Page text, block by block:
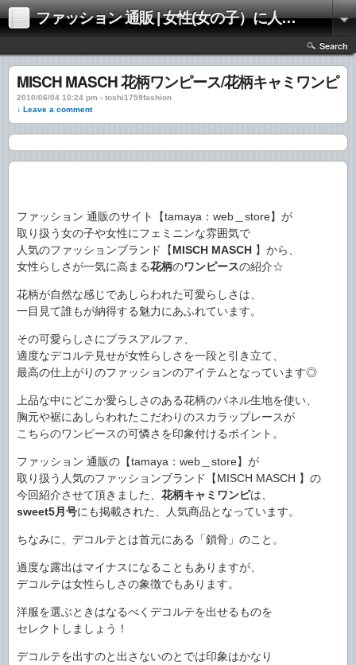
ファッション 通販 | 女性(女の子）に人気のファッションの通販 | 情報
Search
MISCH MASCH 花柄ワンピース/花柄キャミワンピ
2010/06/04 10:24 pm › toshi1759fashion
↓ Leave a comment
ファッション 通販のサイト【tamaya：web＿store】が
取り扱う女の子や女性にフェミニンな雰囲気で
人気のファッションブランド【MISCH MASCH 】から、
女性らしさが一気に高まる花柄のワンピースの紹介☆
花柄が自然な感じであしらわれた可愛らしさは、
一目見て誰もが納得する魅力にあふれています。
その可愛らしさにプラスアルファ、
適度なデコルテ見せが女性らしさを一段と引き立て、
最高の仕上がりのファッションのアイテムとなっています◎
上品な中にどこか愛らしさのある花柄のパネル生地を使い、
胸元や裾にあしらわれたこだわりのスカラップレースが
こちらのワンピースの可憐さを印象付けるポイント。
ファッション 通販の【tamaya：web＿store】が
取り扱う人気のファッションブランド【MISCH MASCH 】の
今回紹介させて頂きました、 花柄キャミワンピは、
sweet5月号にも掲載された、人気商品となっています。
ちなみに、デコルテとは首元にある「鎖骨」のこと。
過度な露出はマイナスになることもありますが、
デコルテは女性らしさの象徴でもあります。
洋服を選ぶときはなるべくデコルテを出せるものを
セレクトしましょう！
デコルテを出すのと出さないのとでは印象はかなり